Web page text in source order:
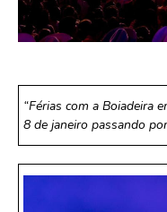
“Férias com a Boiadeira
8 de janeiro passando